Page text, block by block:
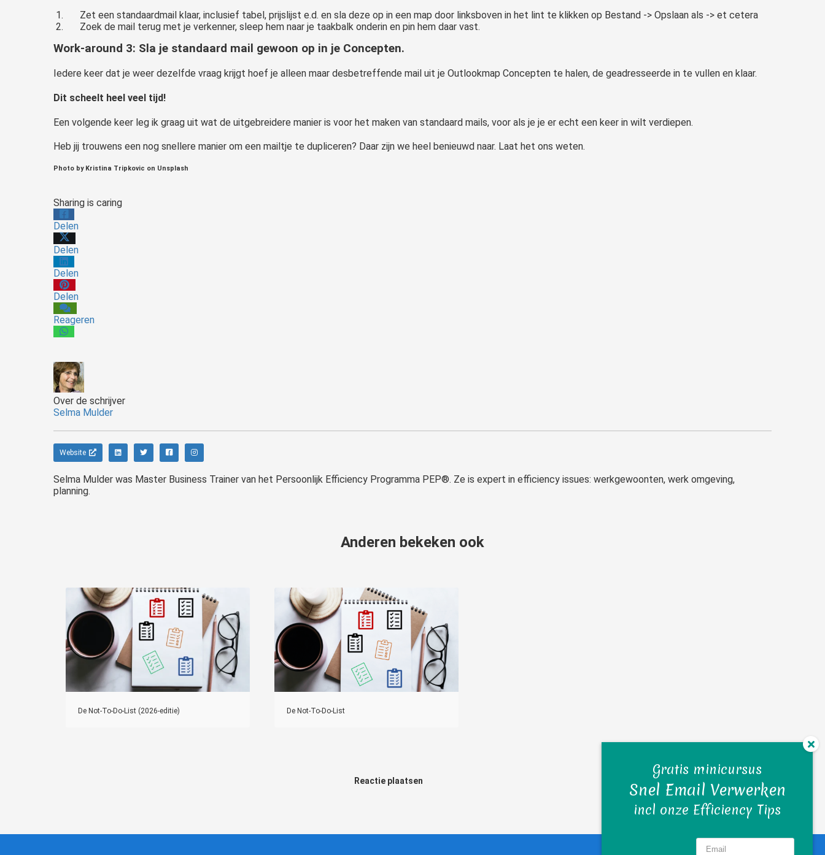
Zet een standaardmail klaar, inclusief tabel, prijslijst e.d. en sla deze op in een map door linksboven in het lint te klikken op Bestand -> Opslaan als -> et cetera
Zoek de mail terug met je verkenner, sleep hem naar je taakbalk onderin en pin hem daar vast.
Work-around 3: Sla je standaard mail gewoon op in je Concepten.
Iedere keer dat je weer dezelfde vraag krijgt hoef je alleen maar desbetreffende mail uit je Outlookmap Concepten te halen, de geadresseerde in te vullen en klaar.
Dit scheelt heel veel tijd!
Een volgende keer leg ik graag uit wat de uitgebreidere manier is voor het maken van standaard mails, voor als je je er echt een keer in wilt verdiepen.
Heb jij trouwens een nog snellere manier om een mailtje te dupliceren? Daar zijn we heel benieuwd naar. Laat het ons weten.
Photo by Kristina Tripkovic on Unsplash
Sharing is caring
Delen
Delen
Delen
Delen
Reageren
Over de schrijver
Selma Mulder
Website
Selma Mulder was Master Business Trainer van het Persoonlijk Efficiency Programma PEP®. Ze is expert in efficiency issues: werkgewoonten, werk omgeving,
planning.
Anderen bekeken ook
De Not‑To‑Do‑List (2026-editie) De Not-To-Do-List
Reactie plaatsen
Gratis minicursus
Snel Email Verwerken
incl onze Efficiency Tips